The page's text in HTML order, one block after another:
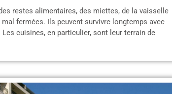
restes alimentaires, des miettes, de la vaisselle
fermées. Ils peuvent survivre longtemps avec
cuisines, en particulier, sont leur terrain de